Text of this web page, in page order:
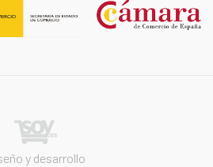
y desarrollo